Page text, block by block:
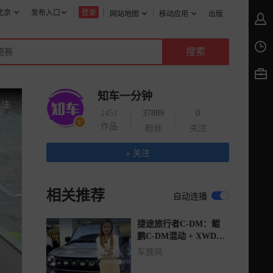
网站地图 移动应用 出版
登录
发布入口
京
知车一分钟
2451
作品
37889
粉丝
0
关注
+ 关注
相关推荐 自动连播
捷途旅行者C-DM：鲲
鹏C-DM混动 + XWD四
驱，可城可野插混方盒
车族风